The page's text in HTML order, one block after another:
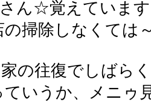
ん☆覚えていま
掃除しなくては
の往復でしばら
ていうか、メニゥ